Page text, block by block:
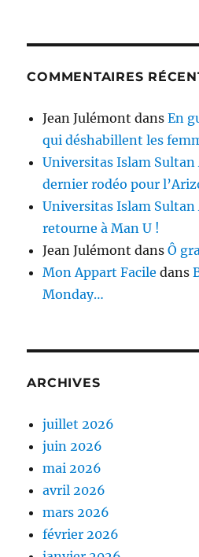
COMMENTAIRES
Jean Julémont dansEn
qui déshabillent les
Universitas Islam Sultan
dernier rodéo pour
Universitas Islam Sultan
retourne à Man U !
Jean Julémont dansÔ
Mon Appart Facile dans
Monday…
ARCHIVES
juillet 2026
juin 2026
mai 2026
avril 2026
mars 2026
février 2026